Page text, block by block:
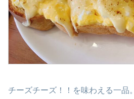
チーズチーズ！！を味わえる一品。